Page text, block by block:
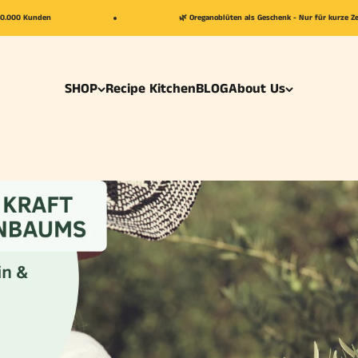
Kunden 🌿 Oreganoblüten als Geschenk - Nur für kurze
SHOP Recipe KitchenBLOGAbout Us